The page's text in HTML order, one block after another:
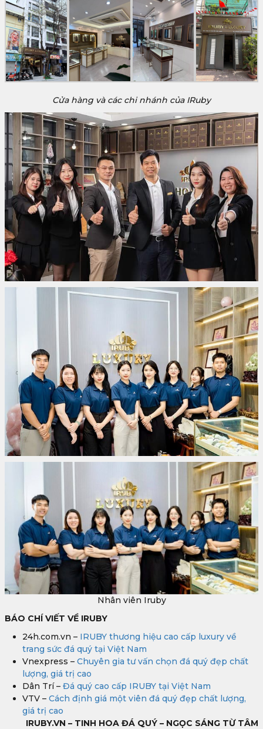
Cửa hàng và các chi nhánh của IRuby
Nhân viên Iruby
BÁO CHÍ VIẾT VỀ IRUBY
24h.com.vn – IRUBY thương hiệu cao cấp luxury về
trang sức đá quý tại Việt Nam
Vnexpress – Chuyên gia tư vấn chọn đá quý đẹp chất
lượng, giá trị cao
Dân Trí – Đá quý cao cấp IRUBY tại Việt Nam
VTV – Cách định giá một viên đá quý đẹp chất lượng,
giá trị cao
IRUBY.VN – TINH HOA ĐÁ QUÝ – NGỌC SÁNG TỪ TÂM